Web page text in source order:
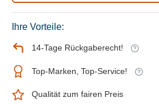
Ihre Vorteile:
14-Tage Rückgaberecht!
Top-Marken, Top-Service!
Qualität zum fairen Preis